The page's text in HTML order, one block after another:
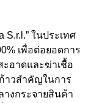
S.r.l.” ในประเทศ
เพื่อต่อยอดการ
อาดและฆ่าเชื้อ
าวสำคัญในการ
างกระจายสินค้า